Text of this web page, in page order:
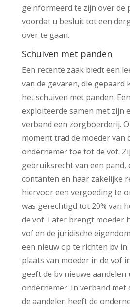
geïnformeerd te zijn over de
voordat u besluit tot een
over te gaan.
Schuiven met panden
Een recente zaak biedt een
van de gevaren, die gepaard
het schuiven met panden.
exploiteerde samen met zijn
verband een zorgboerderij.
moment trad de moeder van
ondernemer toe tot de vof.
gebruiksrecht van een pand,
contanten en haar zakelijke
hiervoor een vergoeding te
was gerechtigd tot 20% van
de vof. Later brengt moeder
vof en de juridische
een nieuw op te richten bv
plaats van moeder in de vof
geeft de bv nieuwe aandelen
ondernemer. In verband met
de aandelen heeft de